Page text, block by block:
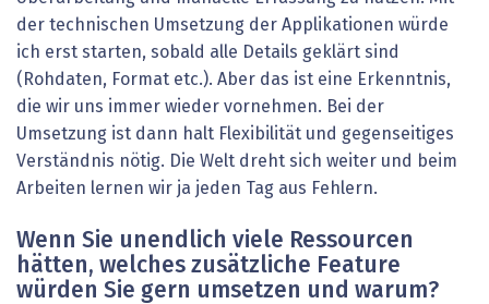
der technischen Umsetzung der Applikationen würde
ich erst starten, sobald alle Details geklärt sind
(Rohdaten, Format etc.). Aber das ist eine Erkenntnis,
die wir uns immer wieder vornehmen. Bei der
Umsetzung ist dann halt Flexibilität und gegenseitiges
Verständnis nötig. Die Welt dreht sich weiter und beim
Arbeiten lernen wir ja jeden Tag aus Fehlern.
Wenn Sie unendlich viele Ressourcen
hätten, welches zusätzliche Feature
würden Sie gern umsetzen und warum?